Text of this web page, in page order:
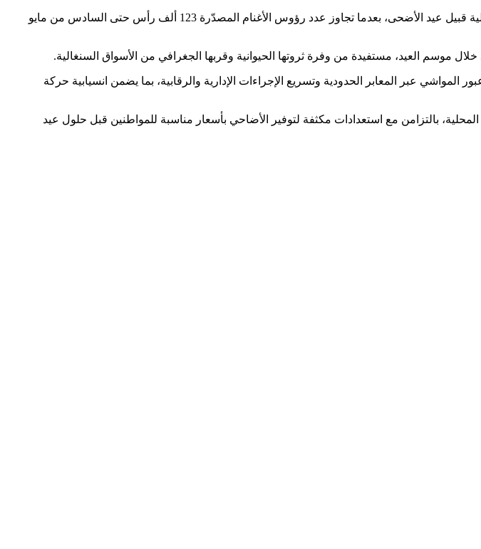
الريادة: أكدت السلطات السنغالية أن موريتانيا واصلت تصدّرها قائمة مورّدي الأضاحي إلى السوق السنغالية قبيل عيد الأضحى، بعدما تجاوز عدد رؤوس الأغنام المصدّرة 123 ألف رأس حتى السادس من مايو
موسم العيد، مستفيدة من وفرة ثروتها الحيوانية وقربها الجغرافي من الأسواق السنغالية.
عبر المعابر الحدودية وتسريع الإجراءات الإدارية والرقابية، بما يضمن انسيابية حركة
بالتزامن مع استعدادات مكثفة لتوفير الأضاحي بأسعار مناسبة للمواطنين قبل حلول عيد